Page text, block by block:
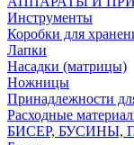
Инструменты
Коробки для
Лапки
Насадки (матрицы)
Ножницы
Принадлежности
Расходные
БИСЕР, БУСИНЫ,